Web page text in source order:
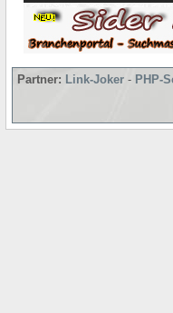
Partner: Link-Joker - PHP-